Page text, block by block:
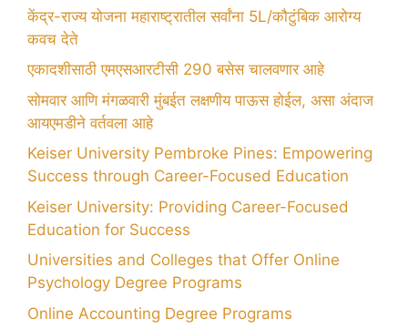
केंद्र-राज्य योजना महाराष्ट्रातील सर्वांना 5L/कौटुंबिक आरोग्य
कवच देते
एकादशीसाठी एमएसआरटीसी 290 बसेस चालवणार आहे
सोमवार आणि मंगळवारी मुंबईत लक्षणीय पाऊस होईल, असा अंदाज
आयएमडीने वर्तवला आहे
Keiser University Pembroke Pines: Empowering
Success through Career-Focused Education
Keiser University: Providing Career-Focused
Education for Success
Universities and Colleges that Offer Online
Psychology Degree Programs
Online Accounting Degree Programs